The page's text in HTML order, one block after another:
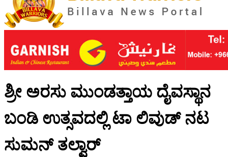
ಶ್ರೀ ಅರಸು ಮುಂಡತ್ತಾಯ ದೈವಸ್ಥಾನ
ಬಂಡಿ ಉತ್ಸವದಲ್ಲಿ ಟಾ ಲಿವುಡ್ ನಟ
ಸುಮನ್ ತಲ್ವಾರ್